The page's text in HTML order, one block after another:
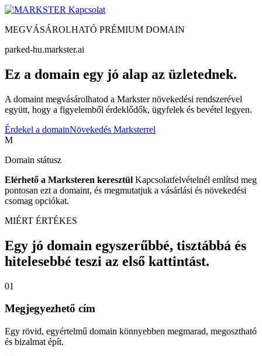
Kapcsolat
MEGVÁSÁROLHATÓ PRÉMIUM DOMAIN
parked-hu.markster.ai
Ez a domain egy jó alap az üzletednek.
A domaint megvásárolhatod a Markster növekedési rendszerével
együtt, hogy a figyelemből érdeklődők, ügyfelek és bevétel legyen.
Érdekel a domainNövekedés Marksterrel
M
Domain státusz
Elérhető a Marksteren keresztül Kapcsolatfelvételnél említsd meg
pontosan ezt a domaint, és megmutatjuk a vásárlási és növekedési
csomag opciókat.
MIÉRT ÉRTÉKES
Egy jó domain egyszerűbbé, tisztábbá és
hitelesebbé teszi az első kattintást.
01
Megjegyezhető cím
Egy rövid, egyértelmű domain könnyebben megmarad, megosztható
és bizalmat épít.